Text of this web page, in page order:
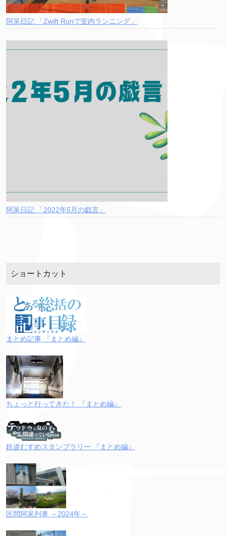
阿呆日記 「Zwift Runで室内ランニング」
阿呆日記 「2022年5月の戯言」
ショートカット
まとめ記事 『まとめ編』
ちょっと行ってきた！ 『まとめ編』
鉄道むすめスタンプラリー 『まとめ編』
区間阿呆列車 ～2024年～